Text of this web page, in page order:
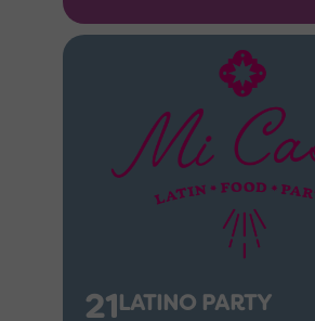
21LATINO PARTY